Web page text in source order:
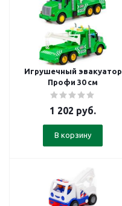
Игрушечный эвакуатор
Профи 30 см
1 202 руб.
В корзину